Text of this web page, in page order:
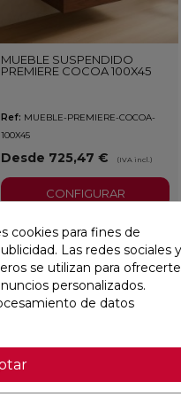
MUEBLE SUSPENDIDO
PREMIERE COCOA 100X45
Ref: MUEBLE-PREMIERE-COCOA-
100X45
Desde 725,47 € (IVA incl.)
CONFIGURAR
cookies para fines de
Las redes sociales y
se utilizan para ofrecerte
personalizados.
de datos